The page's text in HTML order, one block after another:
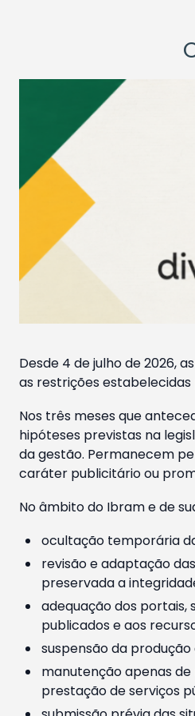
Desde 4 de julho de 2026,
as restrições
Nos três meses que
hipóteses previstas na
da gestão. Permanecem
caráter publicitário ou
No âmbito do Ibram e de
ocultação temporária
revisão e adaptação
preservada a
adequação dos portais,
publicados e aos
suspensão da
manutenção apenas
prestação de serviços